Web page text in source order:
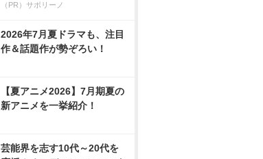
（PR）サボリーノ
2026年7月夏ドラマも、注目
作＆話題作が勢ぞろい！
【夏アニメ2026】7月期夏の
新アニメを一挙紹介！
芸能界を志す10代～20代を